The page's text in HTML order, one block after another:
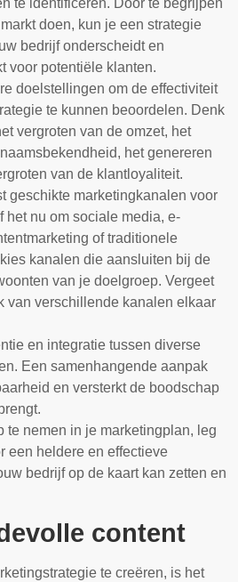
te identificeren. Door te begrijpen
doen, kun je een strategie
bedrijf onderscheidt en
voor potentiële klanten.
doelstellingen om de effectiviteit
te kunnen beoordelen. Denk
vergroten van de omzet, het
het genereren
van de klantloyaliteit.
geschikte marketingkanalen voor
het nu om sociale media, e-
of traditionele
kanalen die aansluiten bij de
van je doelgroep. Vergeet
van verschillende kanalen elkaar
en integratie tussen diverse
Een samenhangende aanpak
en versterkt de boodschap
te nemen in je marketingplan, leg
een heldere en effectieve
bedrijf op de kaart kan zetten en
content
te creëren, is het